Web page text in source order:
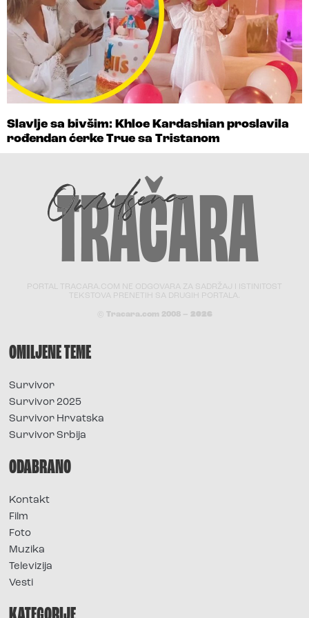
Slavlje sa bivšim: Khloe Kardashian proslavila
rođendan ćerke True sa Tristanom
PORTAL TRACARA.COM NE ODGOVARA ZA SADRŽAJ I ISTINITOST
TEKSTOVA PRENETIH SA DRUGIH PORTALA.
© Tracara.com 2008 – 2026
OMILJENE TEME
Survivor
Survivor 2025
Survivor Hrvatska
Survivor Srbija
ODABRANO
Kontakt
Film
Foto
Muzika
Televizija
Vesti